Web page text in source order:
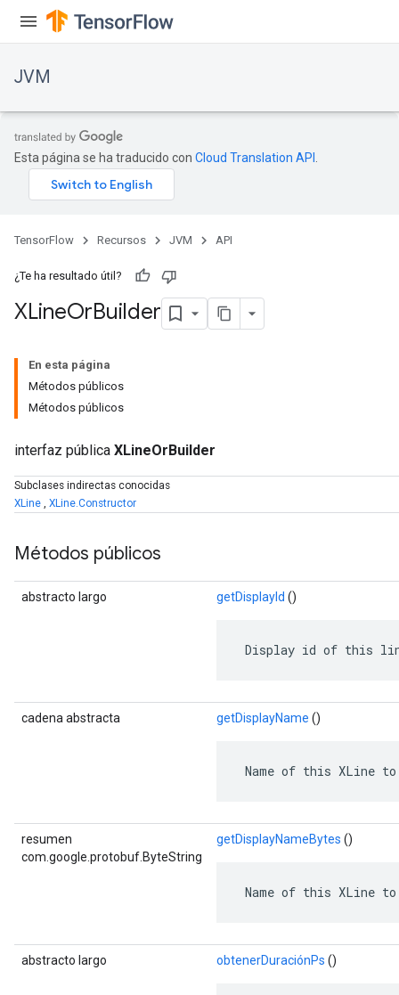
JVM
Esta página se ha traducido con Cloud Translation API
TensorFlow Recursos JVM API
¿Te ha resultado útil?
XLineOrBuilder
En esta página
Métodos públicos
Métodos públicos
interfaz pública XLineOrBuilder
Subclases indirectas conocidas
XLine , XLine.Constructor
Métodos públicos
abstracto largo getDisplayId ()
Display id of this
cadena abstracta getDisplayName ()
Name of this XLine
resumen
com.google.protobuf.ByteString
getDisplayNameBytes ()
Name of this XLine
abstracto largo obtenerDuraciónPs ()